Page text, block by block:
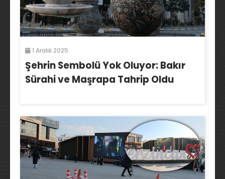
1 Aralık 2025
Şehrin Sembolü Yok Oluyor: Bakır
Sürahi ve Maşrapa Tahrip Oldu